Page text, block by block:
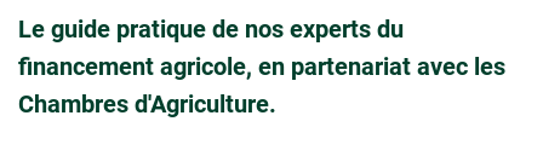
Le guide pratique de nos experts du
financement agricole, en partenariat avec les
Chambres d'Agriculture.